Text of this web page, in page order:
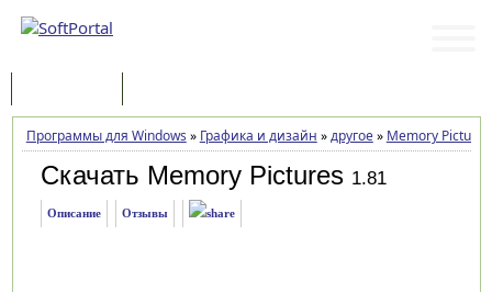
Программы для Windows » Графика и дизайн »другое» Memory Pictures
Скачать Memory Pictures 1.81
Описание Отзывы